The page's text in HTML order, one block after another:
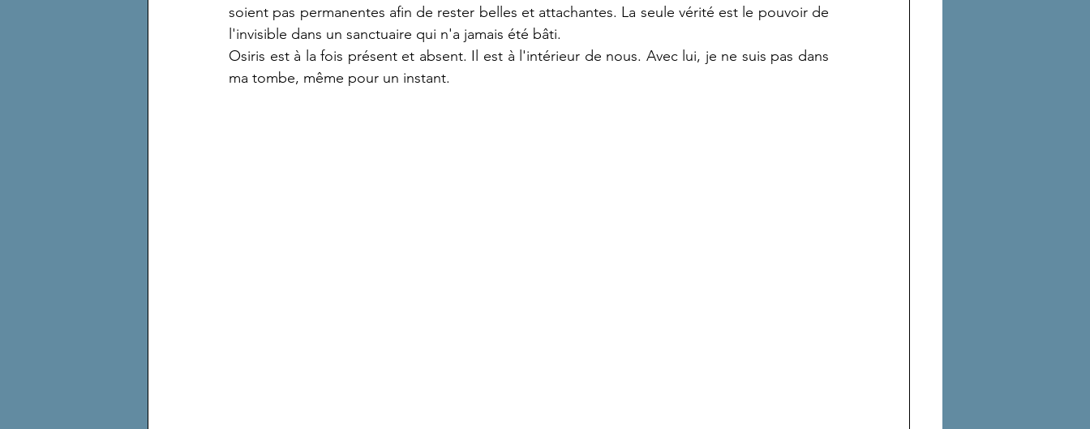
soient pas permanentes afin de rester belles et attachantes. La seule vérité est le pouvoir de
l'invisible dans un sanctuaire qui n'a jamais été bâti.
Osiris est à la fois présent et absent. Il est à l'intérieur de nous. Avec lui, je ne suis pas dans
ma tombe, même pour un instant.